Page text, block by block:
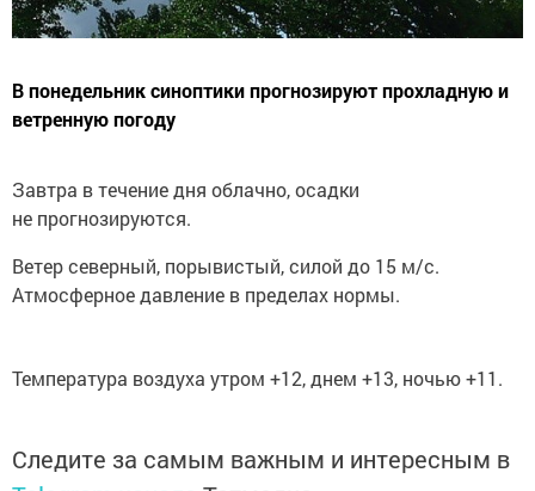
В понедельник синоптики прогнозируют прохладную и
ветренную погоду
Завтра в течение дня облачно, осадки
не прогнозируются.
Ветер северный, порывистый, силой до 15 м/с.
Атмосферное давление в пределах нормы.
Температура воздуха утром +12, днем +13, ночью +11.
Следите за самым важным и интересным в